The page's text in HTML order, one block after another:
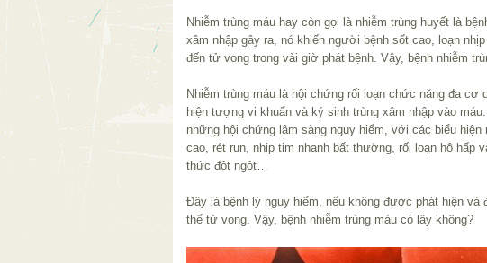
Nhiễm trùng máu hay còn gọi là nhiễm trùng huyết là
xâm nhập gây ra, nó khiến người bệnh sốt cao, loạn
đến tử vong trong vài giờ phát bệnh. Vậy, bệnh nhiễm
Nhiễm trùng máu là hội chứng rối loạn chức năng đa cơ
hiện tượng vi khuẩn và ký sinh trùng xâm nhập vào
những hội chứng lâm sàng nguy hiểm, với các biểu
cao, rét run, nhịp tim nhanh bất thường, rối loạn hô hấp
thức đột ngột…
Đây là bệnh lý nguy hiểm, nếu không được phát hiện và
thể tử vong. Vậy, bệnh nhiễm trùng máu có lây không?